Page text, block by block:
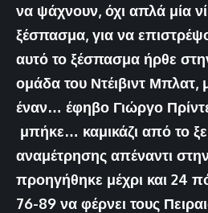
να ψάχνουν, όχι απλά μία
ξέσπασμα, για να
αυτό το ξέσπασμα ήρθε
ομάδα του Ντέιβιντ
έναν… έφηβο Γιώργο
μπήκε… καμικάζι από το
αναμέτρησης απέναντι
προηγήθηκε μέχρι και 24
76-89 να φέρνει τους